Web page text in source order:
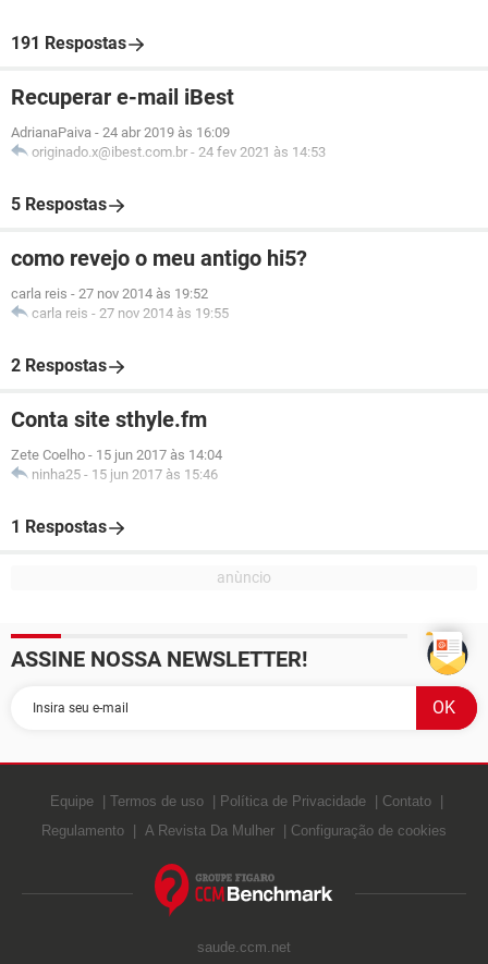
191 Respostas
Recuperar e-mail iBest
AdrianaPaiva - 24 abr 2019 às 16:09
originado.x@ibest.com.br - 24 fev 2021 às 14:53
5 Respostas
como revejo o meu antigo hi5?
carla reis - 27 nov 2014 às 19:52
carla reis - 27 nov 2014 às 19:55
2 Respostas
Conta site sthyle.fm
Zete Coelho - 15 jun 2017 às 14:04
ninha25 - 15 jun 2017 às 15:46
1 Respostas
ASSINE NOSSA NEWSLETTER!
Equipe Termos de uso Política de Privacidade
Contato
Regulamento
A Revista Da Mulher Configuração de cookies
saude.ccm.net